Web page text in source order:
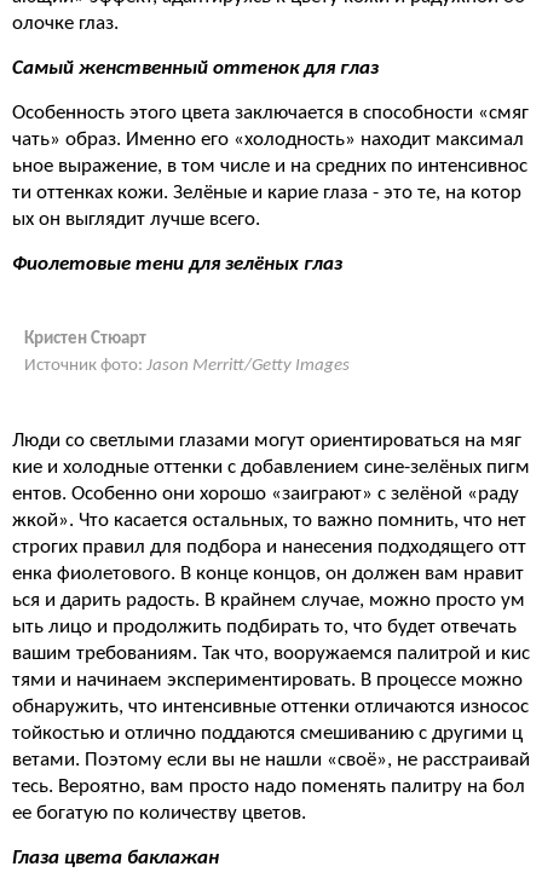
олочке глаз.
Самый женственный оттенок для глаз
Особенность этого цвета заключается в способности «смяг
чать» образ. Именно его «холодность» находит максимал
ьное выражение, в том числе и на средних по интенсивнос
ти оттенках кожи. Зелёные и карие глаза - это те, на котор
ых он выглядит лучше всего.
Фиолетовые тени для зелёных глаз
Кристен Стюарт
Источник фото: Jason Merritt/Getty Images
Люди со светлыми глазами могут ориентироваться на мяг
кие и холодные оттенки с добавлением сине-зелёных пигм
ентов. Особенно они хорошо «заиграют» с зелёной «раду
жкой». Что касается остальных, то важно помнить, что нет
строгих правил для подбора и нанесения подходящего отт
енка фиолетового. В конце концов, он должен вам нравит
ься и дарить радость. В крайнем случае, можно просто ум
ыть лицо и продолжить подбирать то, что будет отвечать
вашим требованиям. Так что, вооружаемся палитрой и кис
тями и начинаем экспериментировать. В процессе можно
обнаружить, что интенсивные оттенки отличаются износос
тойкостью и отлично поддаются смешиванию с другими ц
ветами. Поэтому если вы не нашли «своё», не расстраивай
тесь. Вероятно, вам просто надо поменять палитру на бол
ее богатую по количеству цветов.
Глаза цвета баклажан